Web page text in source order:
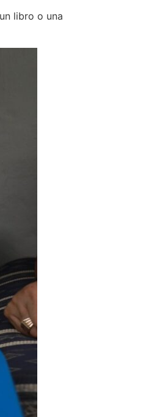
libro o una